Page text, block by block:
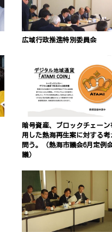
広域行政推進特別委員会
暗号資産、ブロックチェーン
用した熱海再生案に対する考
問う。（熱海市議会6月定例
議）